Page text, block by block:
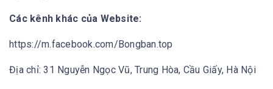
Các kênh khác của Website:
https://m.facebook.com/Bongban.top
Địa chỉ: 31 Nguyễn Ngọc Vũ, Trung Hòa, Cầu Giấy, Hà Nội